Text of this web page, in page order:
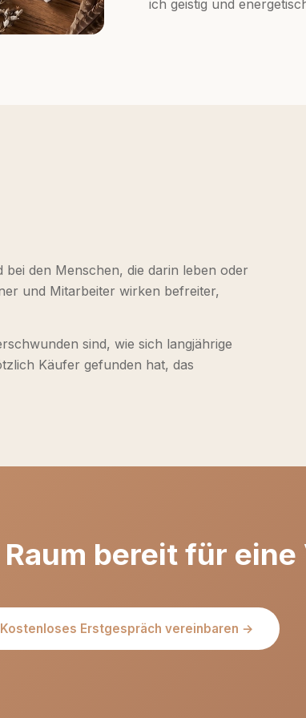
ich geistig und
den Menschen, die darin leben oder
und Mitarbeiter wirken befreiter,
sind, wie sich langjährige
Käufer gefunden hat, das
bereit für
Kostenloses Erstgespräch vereinbaren →